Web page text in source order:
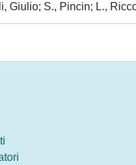
Giulio; S., Pincin; L.,